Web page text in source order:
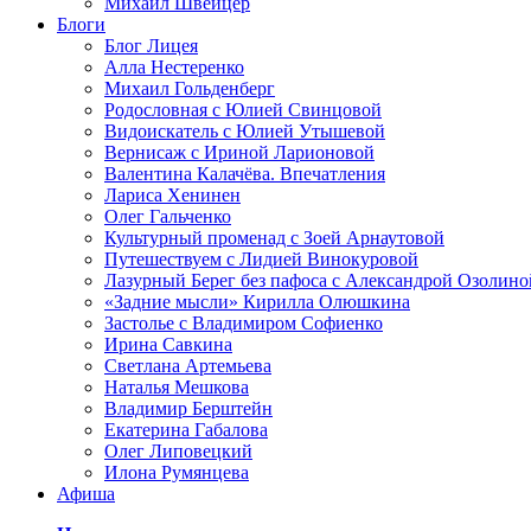
Блоги
Блог Лицея
Алла Нестеренко
Михаил Гольденберг
Родословная с Юлией Свинцовой
Видоискатель с Юлией Утышевой
Вернисаж с Ириной Ларионовой
Валентина Калачёва. Впечатления
Лариса Хенинен
Олег Гальченко
Культурный променад с Зоей Арнаутовой
Путешествуем с Лидией Винокуровой
Лазурный Берег без пафоса с Александрой
«Задние мысли» Кирилла Олюшкина
Застолье с Владимиром Софиенко
Ирина Савкина
Светлана Артемьева
Наталья Мешкова
Владимир Берштейн
Екатерина Габалова
Олег Липовецкий
Илона Румянцева
Афиша